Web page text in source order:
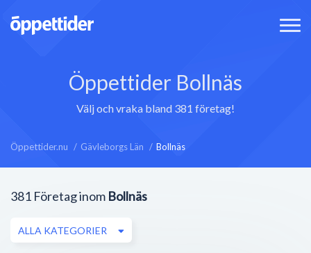
Öppettider Bollnäs
Välj och vraka bland 381 företag!
Öppettider.nu Gävleborgs Län Bollnäs
381 Företag inom Bollnäs
ALLA KATEGORIER